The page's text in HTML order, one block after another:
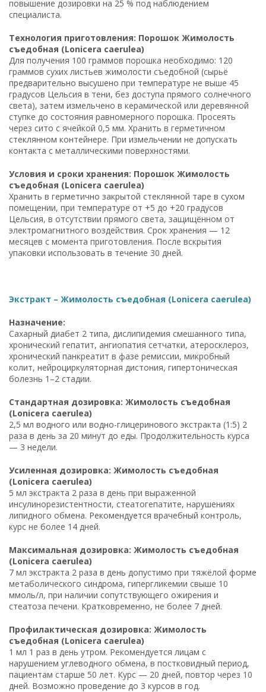
повышение дозировки на 25 % под наблюдением
специалиста.
Технология приготовления: Порошок Жимолость
съедобная (Lonicera caerulea)
Для получения 100 граммов порошка необходимо: 120
граммов сухих листьев жимолости съедобной (сырьё
предварительно высушено при температуре не выше 45
градусов Цельсия в тени, без доступа прямого солнечного
света), затем измельчено в керамической или деревянной
ступке до состояния равномерного порошка. Просеять
через сито с ячейкой 0,5 мм. Хранить в герметичном
стеклянном контейнере. При измельчении не допускать
контакта с металлическими поверхностями.
Условия и сроки хранения: Порошок Жимолость
съедобная (Lonicera caerulea)
Хранить в герметично закрытой стеклянной таре в сухом
помещении, при температуре от +5 до +20 градусов
Цельсия, в отсутствии прямого света, защищённом от
электромагнитного воздействия. Срок хранения — 12
месяцев с момента приготовления. После вскрытия
упаковки использовать в течение 30 дней.
Экстракт – Жимолость съедобная (Lonicera caerulea)
Назначение:
Сахарный диабет 2 типа, дислипидемия смешанного типа,
хронический гепатит, ангиопатия сетчатки, атеросклероз,
хронический панкреатит в фазе ремиссии, микробный
колит, нейроциркуляторная дистония, гипертоническая
болезнь 1–2 стадии.
Стандартная дозировка: Жимолость съедобная
(Lonicera caerulea)
2,5 мл водного или водно-глицеринового экстракта (1:5) 2
раза в день за 20 минут до еды. Продолжительность курса
— 3 недели.
Усиленная дозировка: Жимолость съедобная
(Lonicera caerulea)
5 мл экстракта 2 раза в день при выраженной
инсулинорезистентности, стеатогепатите, нарушениях
липидного обмена. Рекомендуется врачебный контроль,
курс не более 14 дней.
Максимальная дозировка: Жимолость съедобная
(Lonicera caerulea)
7 мл экстракта 2 раза в день допустимо при тяжёлой форме
метаболического синдрома, гипергликемии свыше 10
ммоль/л, при наличии сопутствующего ожирения и
стеатоза печени. Кратковременно, не более 7 дней.
Профилактическая дозировка: Жимолость
съедобная (Lonicera caerulea)
1 мл 1 раз в день утром. Рекомендуется лицам с
нарушением углеводного обмена, в постковидный период,
пациентам старше 50 лет. Курс — 20 дней, повтор через 10
дней. Возможно проведение до 3 курсов в год.